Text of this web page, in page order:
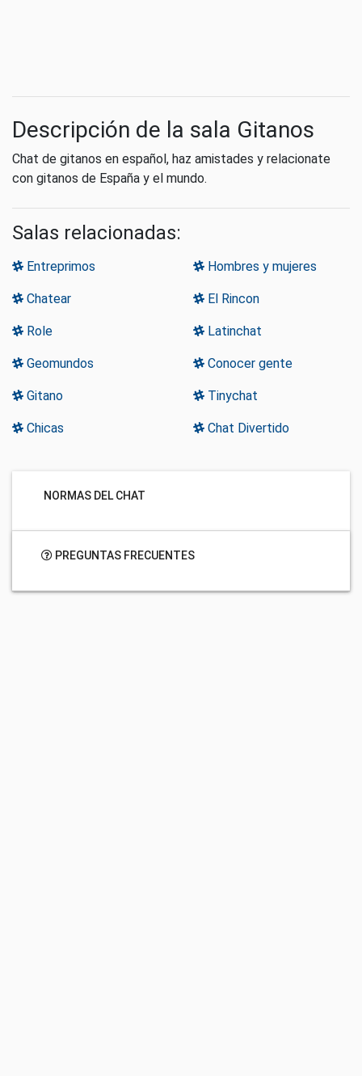
Descripción de la sala Gitanos
Chat de gitanos en español, haz amistades y relacionate
con gitanos de España y el mundo.
Salas relacionadas:
Entreprimos Hombres y mujeres
Chatear El Rincon
Role Latinchat
Geomundos Conocer gente
Gitano Tinychat
Chicas Chat Divertido
NORMAS DEL CHAT
PREGUNTAS FRECUENTES